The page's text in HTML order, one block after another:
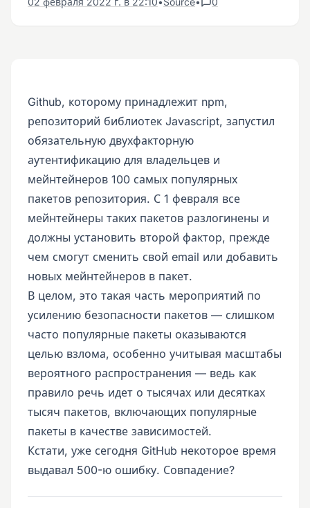
Github, которому принадлежит npm,
репозиторий библиотек Javascript, запустил
обязательную двухфакторную
аутентификацию для владельцев и
мейнтейнеров 100 самых популярных
пакетов репозитория. С 1 февраля все
мейнтейнеры таких пакетов разлогинены и
должны установить второй фактор, прежде
чем смогут сменить свой email или добавить
новых мейнтейнеров в пакет.
В целом, это такая часть мероприятий по
усилению безопасности пакетов — слишком
часто популярные пакеты оказываются
целью взлома, особенно учитывая масштабы
вероятного распространения — ведь как
правило речь идет о тысячах или десятках
тысяч пакетов, включающих популярные
пакеты в качестве зависимостей.
Кстати, уже сегодня GitHub некоторое время
выдавал 500-ю ошибку. Совпадение?